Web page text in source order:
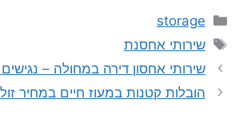
קטגוריות
storage
תגיות
שירותי אחסנת
שירותי אחסון דירה במחולה –
הובלות קטנות במעוז חיים במחיר זול מ-